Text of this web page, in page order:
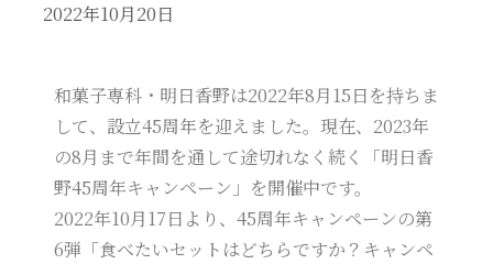
2022年10月20日
和菓子専科・明日香野は2022年8月15日を持ちま
して、設立45周年を迎えました。現在、2023年
の8月まで年間を通して途切れなく続く「明日香
野45周年キャンペーン」を開催中です。
2022年10月17日より、45周年キャンペーンの第
6弾「食べたいセットはどちらですか？キャンペ